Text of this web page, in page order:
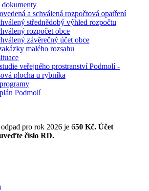
dokumenty
a schválená rozpočtová opatření
střednědobý výhled rozpočtu
rozpočet obce
závěrečný účet obce
malého rozsahu
veřejného prostranství Podmolí -
plocha u rybníka
Podmolí
pro rok 2026 je 650 Kč. Účet
číslo RD.